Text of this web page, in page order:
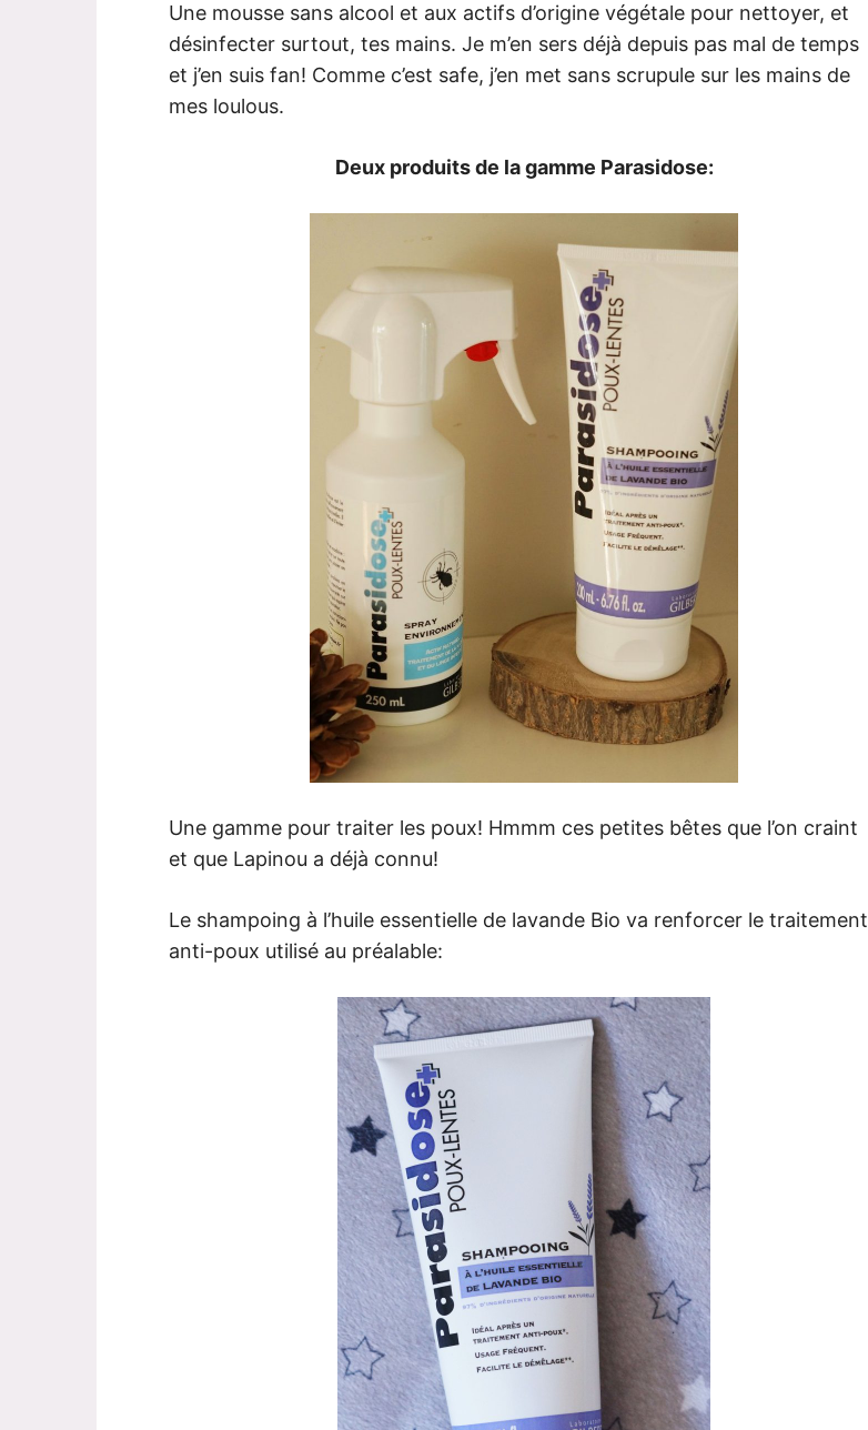
Une mousse sans alcool et aux actifs d’origine végétale pour nettoyer, et
désinfecter surtout, tes mains. Je m’en sers déjà depuis pas mal de temps
et j’en suis fan! Comme c’est safe, j’en met sans scrupule sur les mains de
mes loulous.
Deux produits de la gamme Parasidose:
Une gamme pour traiter les poux! Hmmm ces petites bêtes que l’on craint
et que Lapinou a déjà connu!
Le shampoing à l’huile essentielle de lavande Bio va renforcer le traitement
anti-poux utilisé au préalable: